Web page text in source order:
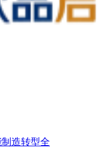
造转型全